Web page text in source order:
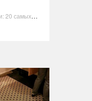
Эталон современности: 20 самых красивых и привлекательных актрис Голливуда, по мнению Google | Ультрамарин